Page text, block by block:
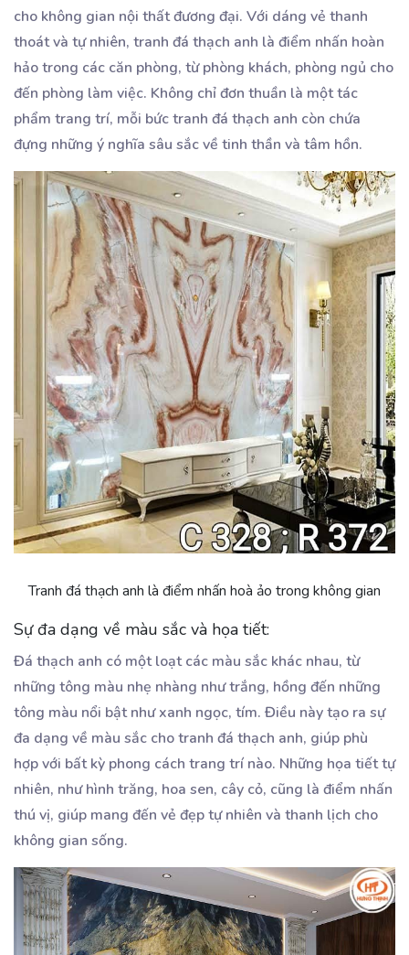
cho không gian nội thất đương đại. Với dáng vẻ thanh
thoát và tự nhiên, tranh đá thạch anh là điểm nhấn hoàn
hảo trong các căn phòng, từ phòng khách, phòng ngủ cho
đến phòng làm việc. Không chỉ đơn thuần là một tác
phẩm trang trí, mỗi bức tranh đá thạch anh còn chứa
đựng những ý nghĩa sâu sắc về tinh thần và tâm hồn.
Tranh đá thạch anh là điểm nhấn hoà ảo trong không gian
Sự đa dạng về màu sắc và họa tiết:
Đá thạch anh có một loạt các màu sắc khác nhau, từ
những tông màu nhẹ nhàng như trắng, hồng đến những
tông màu nổi bật như xanh ngọc, tím. Điều này tạo ra sự
đa dạng về màu sắc cho tranh đá thạch anh, giúp phù
hợp với bất kỳ phong cách trang trí nào. Những họa tiết tự
nhiên, như hình trăng, hoa sen, cây cỏ, cũng là điểm nhấn
thú vị, giúp mang đến vẻ đẹp tự nhiên và thanh lịch cho
không gian sống.